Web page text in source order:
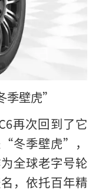
季壁虎”
再次回到了它
冬季壁虎”，
全球老字号轮
，依托百年精